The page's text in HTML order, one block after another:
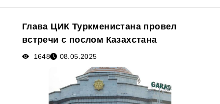
Новости
Медиа
Афиша
Глава ЦИК Туркменистана провел
встречи с послом Казахстана
1648 08.05.2025